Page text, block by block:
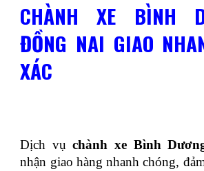
CHÀNH XE BÌNH
ĐỒNG NAI GIAO
XÁC
Dịch vụchành xe Bình
nhận giao hàng nhanh chóng,